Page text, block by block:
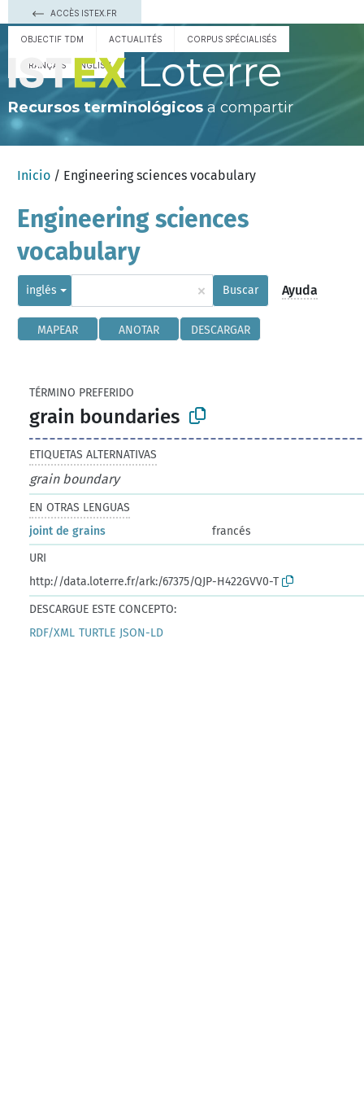
ACCÈS ISTEX.FR
OBJECTIF TDM ACTUALITÉS CORPUS SPÉCIALISÉS
FRANÇAIS ENGLISH Loterre
Recursos terminológicos a compartir
Inicio / Engineering sciences vocabulary
Engineering sciences
vocabulary
inglés × Buscar Ayuda
MAPEAR ANOTAR DESCARGAR
TÉRMINO PREFERIDO
grain boundaries
ETIQUETAS ALTERNATIVAS
grain boundary
EN OTRAS LENGUAS
joint de grains
francés
URI
http://data.loterre.fr/ark:/67375/QJP-H422GVV0-T
DESCARGUE ESTE CONCEPTO:
RDF/XML TURTLE JSON-LD